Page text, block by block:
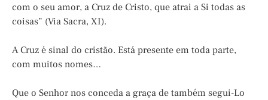
com o seu amor, a Cruz de Cristo, que atrai a Si todas as
coisas” (Via Sacra, XI).
A Cruz é sinal do cristão. Está presente em toda parte,
com muitos nomes…
Que o Senhor nos conceda a graça de também segui-Lo